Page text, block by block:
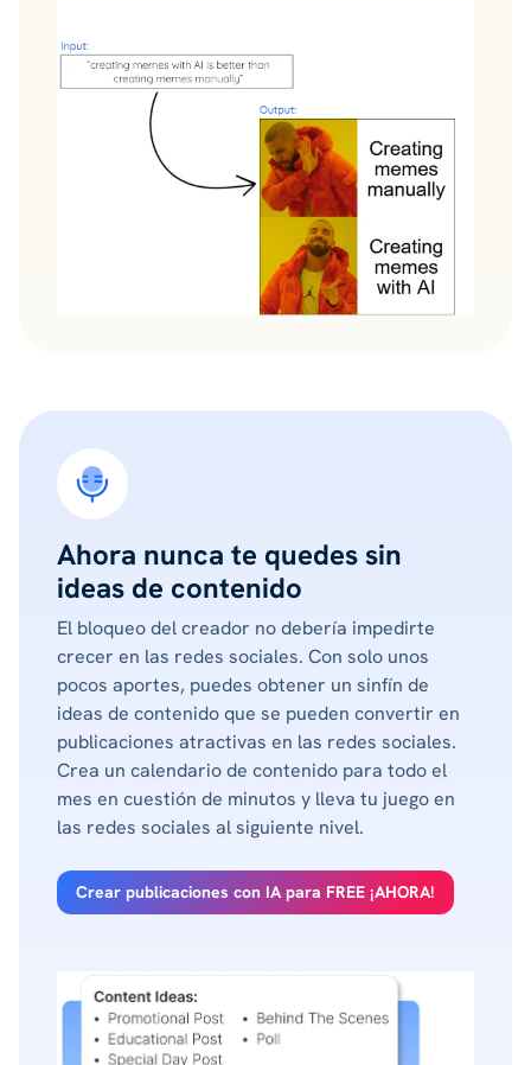
Ahora nunca te quedes sin
ideas de contenido
El bloqueo del creador no debería impedirte
crecer en las redes sociales. Con solo unos
pocos aportes, puedes obtener un sinfín de
ideas de contenido que se pueden convertir en
publicaciones atractivas en las redes sociales.
Crea un calendario de contenido para todo el
mes en cuestión de minutos y lleva tu juego en
las redes sociales al siguiente nivel.
Crear publicaciones con IA para FREE ¡AHORA!